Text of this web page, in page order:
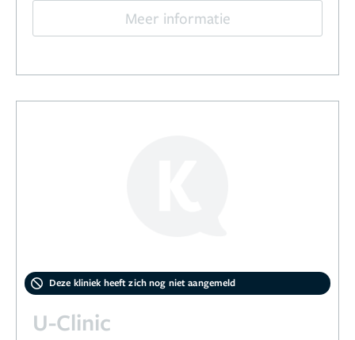
Meer informatie
Deze kliniek heeft zich nog niet aangemeld
U-Clinic